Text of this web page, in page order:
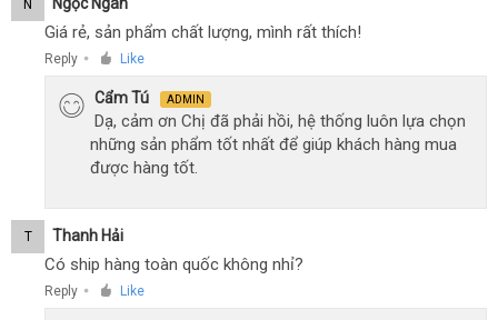
loại
đường
kính
35mm
N
Giá rẻ, sản phẩm chất lượng, mình rất thích!
Reply ● Like
Cẩm Tú ADMIN
Dạ, cảm ơn Chị đã phải hồi, hệ thống luôn lựa chọn
những sản phẩm tốt nhất để giúp khách hàng mua
được hàng tốt.
T Thanh Hải
Có ship hàng toàn quốc không nhỉ?
Reply ● Like